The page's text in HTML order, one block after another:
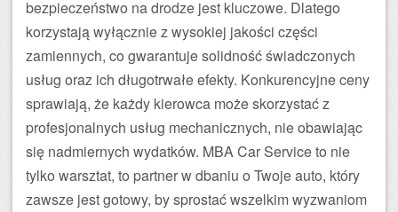
bezpieczeństwo na drodze jest kluczowe. Dlatego
korzystają wyłącznie z wysokiej jakości części
zamiennych, co gwarantuje solidność świadczonych
usług oraz ich długotrwałe efekty. Konkurencyjne ceny
sprawiają, że każdy kierowca może skorzystać z
profesjonalnych usług mechanicznych, nie obawiając
się nadmiernych wydatków. MBA Car Service to nie
tylko warsztat, to partner w dbaniu o Twoje auto, który
zawsze jest gotowy, by sprostać wszelkim wyzwaniom